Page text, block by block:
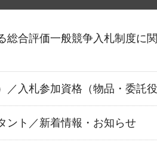
総合評価一般競争入札制度に
／入札参加資格（物品・委託役
ント／新着情報・お知らせ